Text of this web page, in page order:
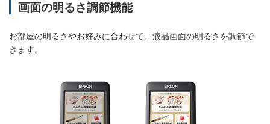
画面の明るさ調節機能
お部屋の明るさやお好みに合わせて、液晶画面の明るさを調節で
きます。